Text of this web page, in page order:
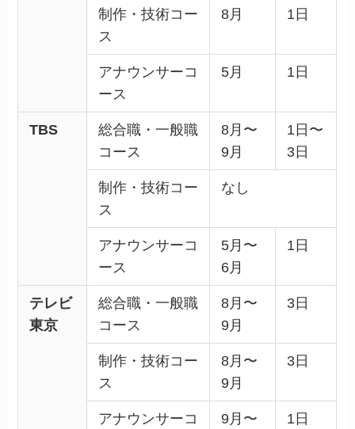
制作・技術コー
ス
8月 1日
アナウンサーコ
ース
5月 1日
TBS
総合職・一般職
コース
8月〜
9月
1日〜
3日
制作・技術コー
ス
なし
アナウンサーコ
ース
5月〜
6月
1日
テレビ
東京
総合職・一般職
コース
8月〜
9月
3日
制作・技術コー
ス
8月〜
9月
3日
アナウンサーコ
9月〜
1日